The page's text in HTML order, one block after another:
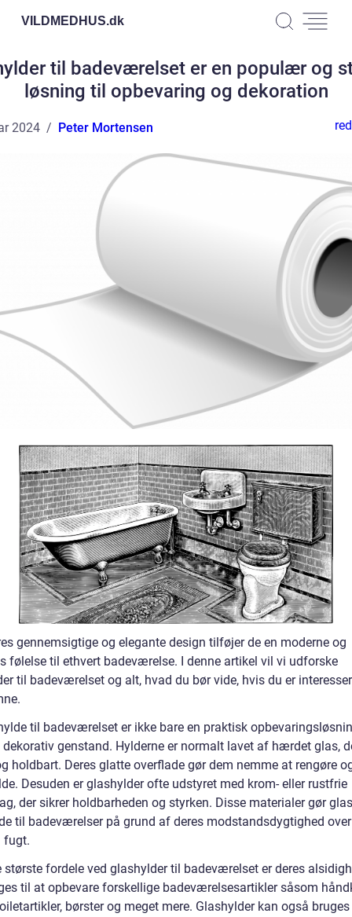
VILDMEDHUS.dk
til badeværelset er en populær og
løsning til opbevaring og dekoration
2024 Peter Mortensen
gennemsigtige og elegante design tilføjer de en moderne og
følelse til ethvert badeværelse. I denne artikel vil vi udforske
til badeværelset og alt, hvad du bør vide, hvis du er
til badeværelset er ikke bare en praktisk
dekorativ genstand. Hylderne er normalt lavet af hærdet glas,
holdbart. Deres glatte overflade gør dem nemme at rengøre
Desuden er glashylder ofte udstyret med krom- eller rustfrie
der sikrer holdbarheden og styrken. Disse materialer gør
til badeværelser på grund af deres modstandsdygtighed
fugt.
største fordele ved glashylder til badeværelset er deres
til at opbevare forskellige badeværelsesartikler såsom
børster og meget mere. Glashylder kan også